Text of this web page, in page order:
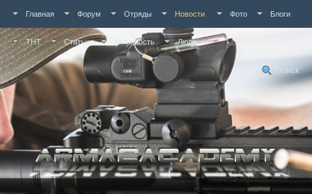
Главная Форум Отряды Новости Фото Блоги
ТНТ Статьи Активность Люди
Поиск